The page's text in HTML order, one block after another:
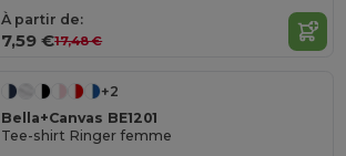
À partir de:
7,59 €17,48 €
+2
Bella+Canvas BE1201
Tee-shirt Ringer femme